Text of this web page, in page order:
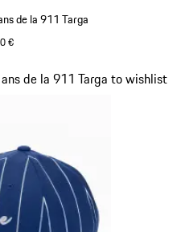
de la 911 Targa
€
de la 911 Targa to wishlist